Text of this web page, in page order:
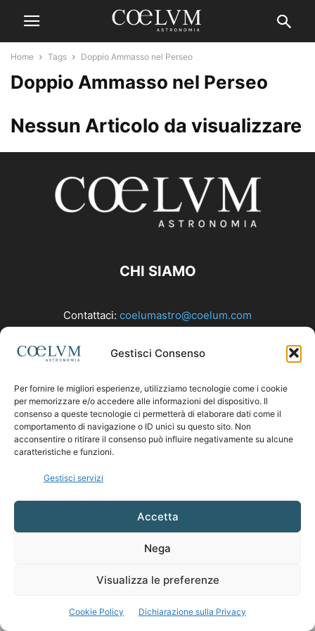
Gestisci Consenso
Per fornire le migliori esperienze, utilizziamo tecnologie come i cookie
per memorizzare e/o accedere alle informazioni del dispositivo. Il
consenso a queste tecnologie ci permetterà di elaborare dati come il
comportamento di navigazione o ID unici su questo sito. Non
acconsentire o ritirare il consenso può influire negativamente su alcune
caratteristiche e funzioni.
Gestisci servizi
Accetta
Nega
Visualizza le preferenze
Cookie Policy Dichiarazione sulla Privacy
Home Tags Doppio Ammasso nel Perseo
Doppio Ammasso nel Perseo
Nessun Articolo da visualizzare
CHI SIAMO
Contattaci: coelumastro@coelum.com
SEGUICI